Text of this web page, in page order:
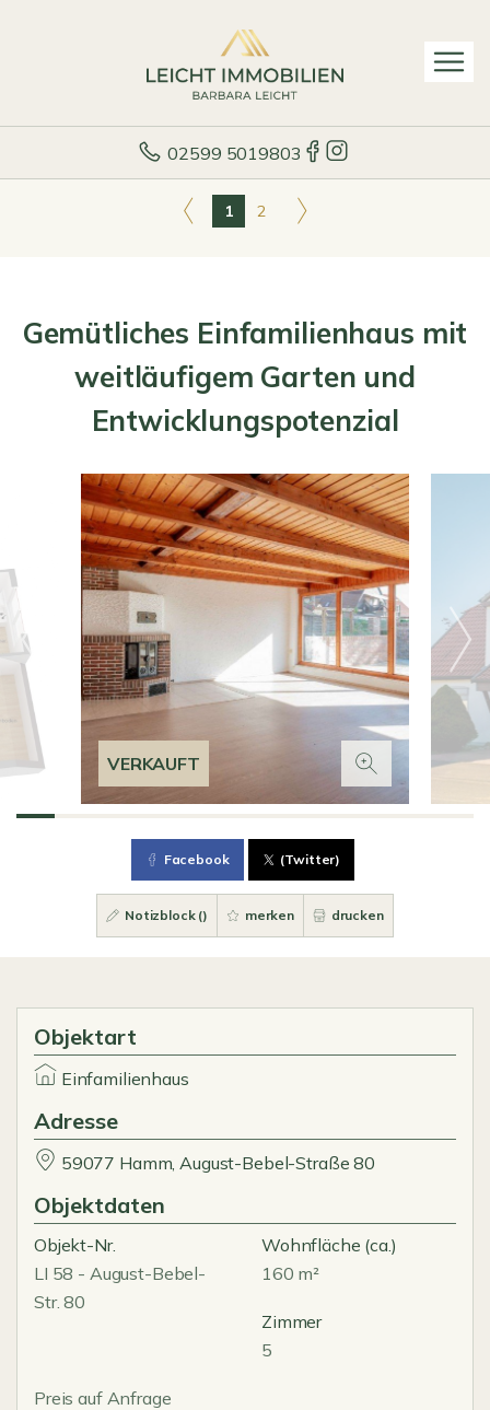
02599 5019803
1 2
Gemütliches Einfamilienhaus mit
weitläufigem Garten und
Entwicklungspotenzial
VERKAUFT
Facebook (Twitter)
Notizblock () merken drucken
Objektart
Einfamilienhaus
Adresse
59077 Hamm, August-Bebel-Straße 80
Objektdaten
Objekt-Nr.
LI 58 - August-Bebel-
Str. 80
Wohnfläche (ca.)
160 m²
Zimmer
5
Preis auf Anfrage